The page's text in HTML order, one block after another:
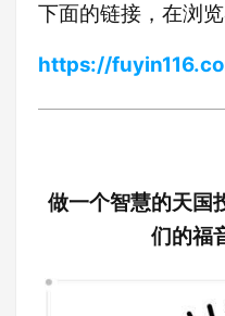
下面的链接，在浏
https://
做一个智慧的天国
们的福